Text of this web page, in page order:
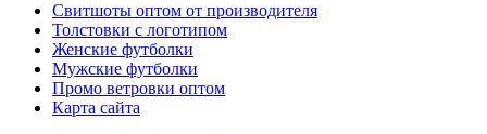
Свитшоты оптом от производителя
Толстовки с логотипом
Женские футболки
Мужские футболки
Промо ветровки оптом
Карта сайта